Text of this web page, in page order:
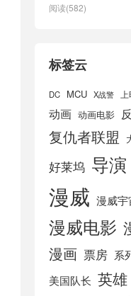
阅读(582)
标签云
DC MCU X战警
动画 动画电影
复仇者联盟
好莱坞 导演
漫威 漫威宇
漫威电影
漫画 票房 系
美国队长 英雄